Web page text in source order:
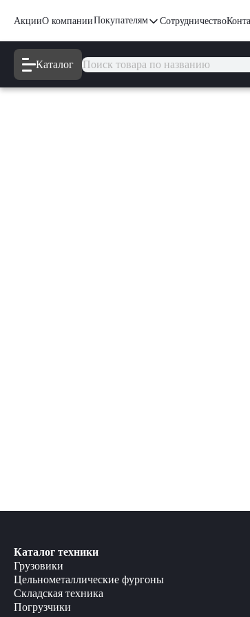
АкцииО компанииПокупателям Сотрудничество
Каталог
Каталог техники
Грузовики
Цельнометаллические фургоны
Складская техника
Погрузчики